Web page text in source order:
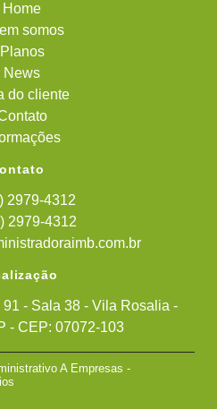
Home
somos
Planos
News
do cliente
2979-4312
2979-4312
- Sala 38 - Vila Rosalia -
- CEP: 07072-103
A Empresas -